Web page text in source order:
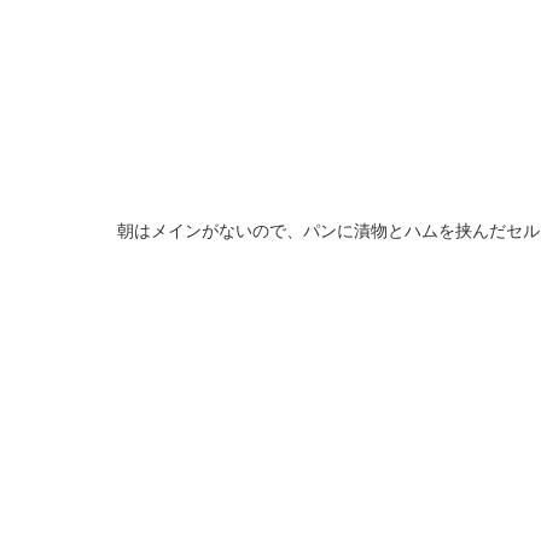
朝はメインがないので、パンに漬物とハムを挟んだセ